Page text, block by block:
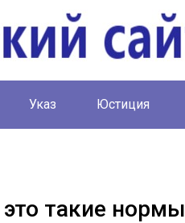
Указ Юстиция
такие нормы